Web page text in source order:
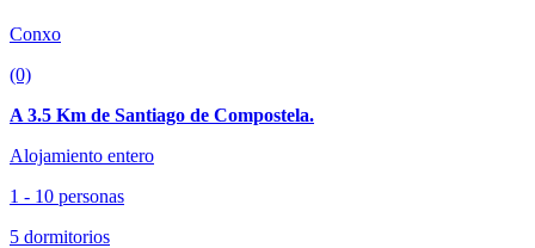
Conxo
(0)
A 3.5 Km de Santiago de Compostela.
Alojamiento entero
1 - 10 personas
5 dormitorios